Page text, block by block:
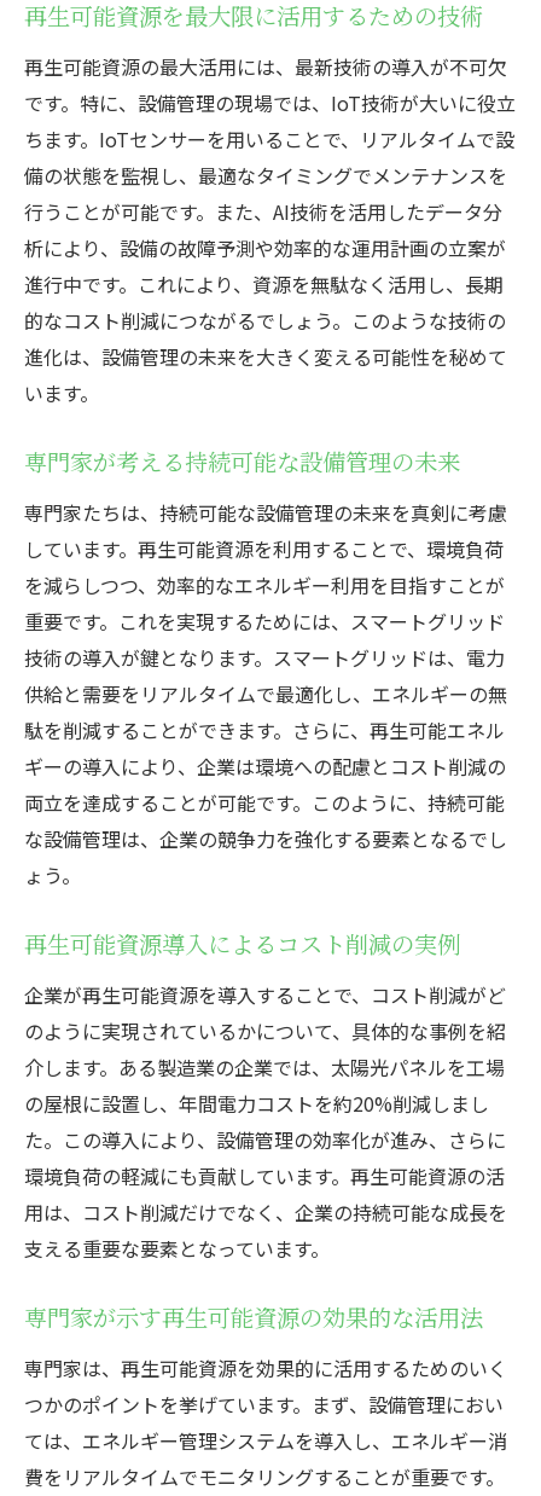
再生可能資源を最大限に活用するための技術
再生可能資源の最大活用には、最新技術の導入が不可欠
です。特に、設備管理の現場では、IoT技術が大いに役立
ちます。IoTセンサーを用いることで、リアルタイムで設
備の状態を監視し、最適なタイミングでメンテナンスを
行うことが可能です。また、AI技術を活用したデータ分
析により、設備の故障予測や効率的な運用計画の立案が
進行中です。これにより、資源を無駄なく活用し、長期
的なコスト削減につながるでしょう。このような技術の
進化は、設備管理の未来を大きく変える可能性を秘めて
います。
専門家が考える持続可能な設備管理の未来
専門家たちは、持続可能な設備管理の未来を真剣に考慮
しています。再生可能資源を利用することで、環境負荷
を減らしつつ、効率的なエネルギー利用を目指すことが
重要です。これを実現するためには、スマートグリッド
技術の導入が鍵となります。スマートグリッドは、電力
供給と需要をリアルタイムで最適化し、エネルギーの無
駄を削減することができます。さらに、再生可能エネル
ギーの導入により、企業は環境への配慮とコスト削減の
両立を達成することが可能です。このように、持続可能
な設備管理は、企業の競争力を強化する要素となるでし
ょう。
再生可能資源導入によるコスト削減の実例
企業が再生可能資源を導入することで、コスト削減がど
のように実現されているかについて、具体的な事例を紹
介します。ある製造業の企業では、太陽光パネルを工場
の屋根に設置し、年間電力コストを約20%削減しまし
た。この導入により、設備管理の効率化が進み、さらに
環境負荷の軽減にも貢献しています。再生可能資源の活
用は、コスト削減だけでなく、企業の持続可能な成長を
支える重要な要素となっています。
専門家が示す再生可能資源の効果的な活用法
専門家は、再生可能資源を効果的に活用するためのいく
つかのポイントを挙げています。まず、設備管理におい
ては、エネルギー管理システムを導入し、エネルギー消
費をリアルタイムでモニタリングすることが重要です。